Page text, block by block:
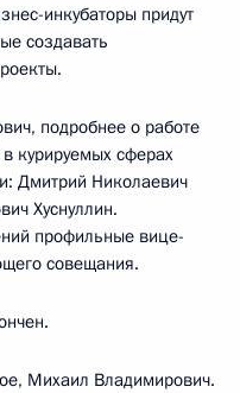
инкубаторы придут
создавать
подробнее о работе
курируемых сферах
Дмитрий Николаевич
Хуснуллин.
профильные вице-
совещания.
Михаил Владимирович.